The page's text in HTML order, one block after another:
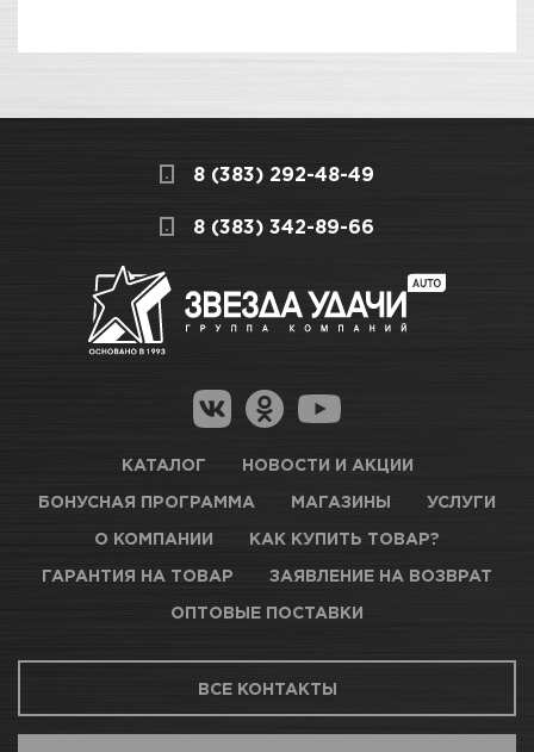
СКЛАДСКОЙ КОМПЛЕКС
Нет в наличии
Новосибирск, Петухова, 27/3
КАРТА ПРОЕЗДА И КОНТАКТЫ
Новосибирск, Богдана Хмельницкого, 1/1
получение товара максимально комфортными,
поэтому подготовили для Вас самую
Как купить товар?
Гарантия на товар
Магазины для получения товара
Оптовые поставки
8 (383) 292-48-49
8 (383) 342-89-66
КАТАЛОГ НОВОСТИ И АКЦИИ
БОНУСНАЯ ПРОГРАММА МАГАЗИНЫ УСЛУГИ
О КОМПАНИИ КАК КУПИТЬ ТОВАР?
ГАРАНТИЯ НА ТОВАР ЗАЯВЛЕНИЕ НА ВОЗВРАТ
ОПТОВЫЕ ПОСТАВКИ
ВСЕ КОНТАКТЫ